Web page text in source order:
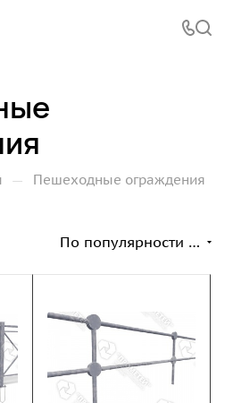
— Пешеходные ограждения
По популярности (возрастание)